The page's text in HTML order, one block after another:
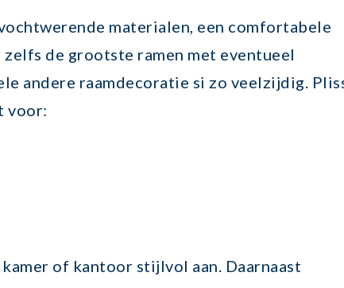
materialen, een comfortabele
de grootste ramen met eventueel
andere raamdecoratie si zo veelzijdig.
voor:
of kantoor stijlvol aan. Daarnaast